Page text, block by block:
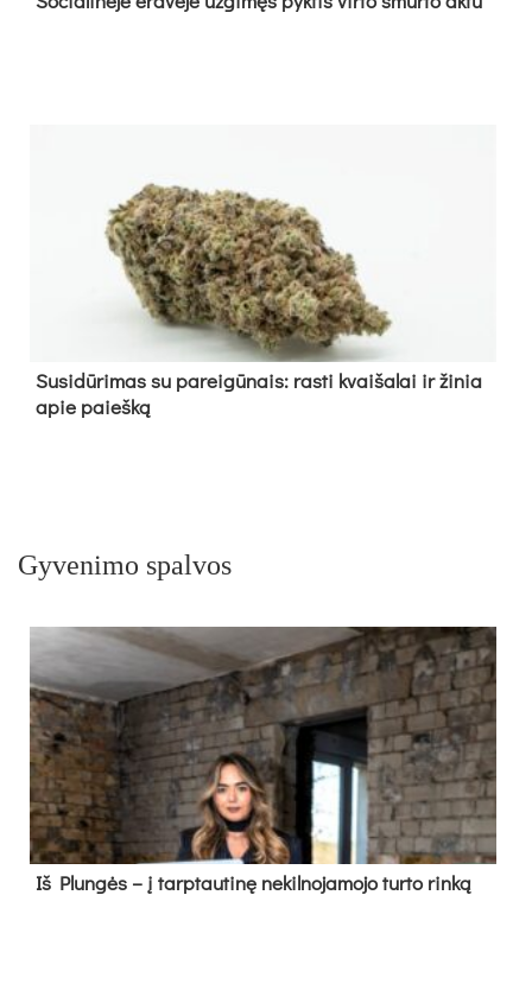
Su­si­dū­ri­mas su pa­rei­gū­nais: ras­ti kvai­ša­lai ir ži­nia
apie paieš­ką
Gyvenimo spalvos
Iš Plungės – į tarptautinę nekilnojamojo turto rinką